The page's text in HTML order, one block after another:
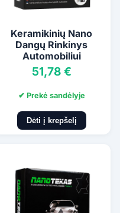
Keramikinių Nano
Dangų Rinkinys
Automobiliui
Nanotekas
51,78 €
✔ Prekė sandėlyje
Dėti į krepšelį